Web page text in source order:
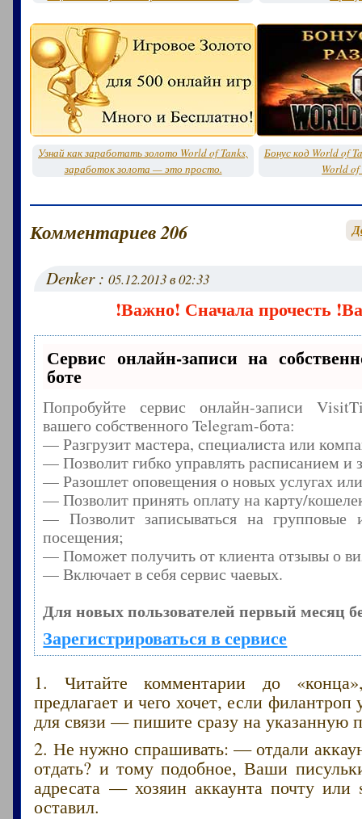
Узнай как заработать золото World of Tanks,
заработок золота — это просто.
Бонус код World of
World of
Комментариев 206
Denker :05.12.2013 в 02:33
!Важно! Сначала прочесть
Сервис онлайн-записи на
боте
Попробуйте сервис онлайн-записи
вашего собственного Telegram-бота:
— Разгрузит мастера, специалиста или
— Позволит гибко управлять расписанием и
— Разошлет оповещения о новых услугах
— Позволит принять оплату на карту/
— Позволит записываться на групповые
посещения;
— Поможет получить от клиента отзывы о
— Включает в себя сервис чаевых.
Для новых пользователей первый месяц
Зарегистрироваться в сервисе
1. Читайте комментарии до
предлагает и чего хочет, если филантроп
для связи — пишите сразу на указанную
2. Не нужно спрашивать: — отдали
отдать? и тому подобное, Ваши
адресата — хозяин аккаунта почту или
оставил.